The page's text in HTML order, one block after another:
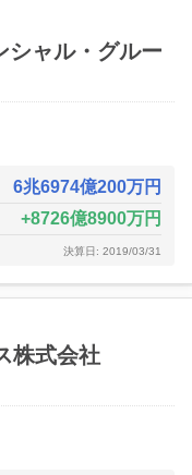
シャル・グルー
6兆6974億200万円
8726億8900万円
決算日: 2019/03/31
株式会社